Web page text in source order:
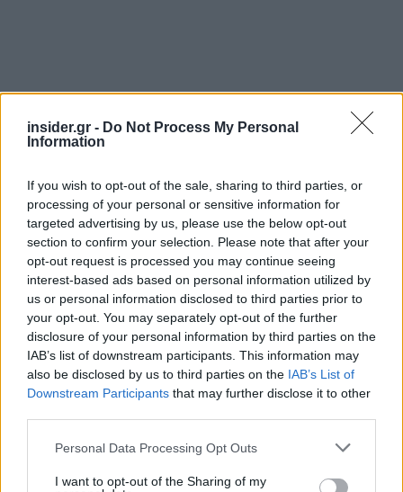
insider.gr - Do Not Process My Personal
Information
If you wish to opt-out of the sale, sharing to third parties, or
processing of your personal or sensitive information for
targeted advertising by us, please use the below opt-out
section to confirm your selection. Please note that after your
opt-out request is processed you may continue seeing
interest-based ads based on personal information utilized by
us or personal information disclosed to third parties prior to
your opt-out. You may separately opt-out of the further
disclosure of your personal information by third parties on the
IAB’s list of downstream participants. This information may
also be disclosed by us to third parties on the IAB’s List of
Downstream Participants that may further disclose it to other
Please note that this website/app uses one or more Google
not limited to your visit or usage behaviour. You may click to
Personal Data Processing Opt Outs
I want to opt-out of the Sharing of my